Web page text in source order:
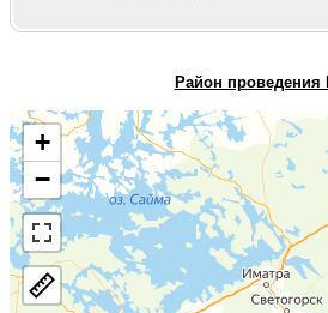
Район проведения
+
−